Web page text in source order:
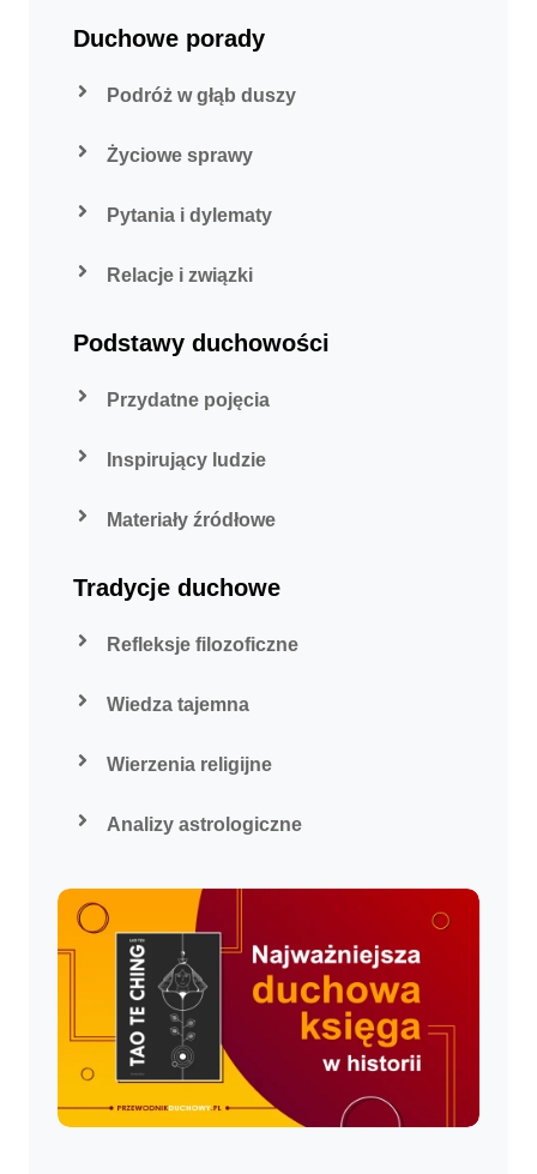
Duchowe porady
Podróż w głąb duszy
Życiowe sprawy
Pytania i dylematy
Relacje i związki
Podstawy duchowości
Przydatne pojęcia
Inspirujący ludzie
Materiały źródłowe
Tradycje duchowe
Refleksje filozoficzne
Wiedza tajemna
Wierzenia religijne
Analizy astrologiczne